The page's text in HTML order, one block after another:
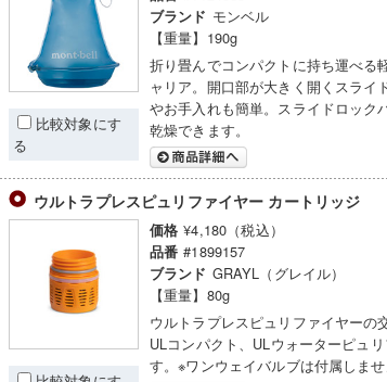
比較対象にす
る
ブランド モンベル
【重量】190g
折り畳んでコンパクトに持ち運べる
ャリア。開口部が大きく開くスライ
やお手入れも簡単。スライドロック
乾燥できます。
ウルトラプレスピュリファイヤー カートリッジ
価格 ¥4,180（税込）
品番 #1899157
ブランド GRAYL（グレイル）
【重量】80g
ウルトラプレスピュリファイヤーの
ULコンパクト、ULウォーターピュ
す。※ワンウェイバルブは付属しませ